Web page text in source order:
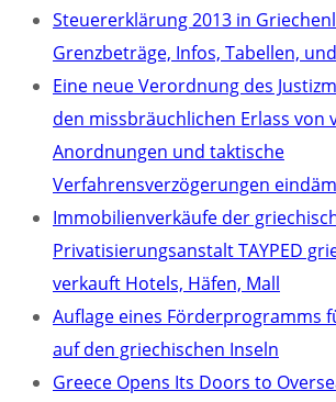
Steuererklärung 2013 in
Grenzbeträge, Infos, Tabellen,
Eine neue Verordnung des
den missbräuchlichen Erlass von
Anordnungen und taktische
Verfahrensverzögerungen
Immobilienverkäufe der
Privatisierungsanstalt TAYPED
verkauft Hotels, Häfen, Mall
Auflage eines Förderprogramms
auf den griechischen Inseln
Greece Opens Its Doors to